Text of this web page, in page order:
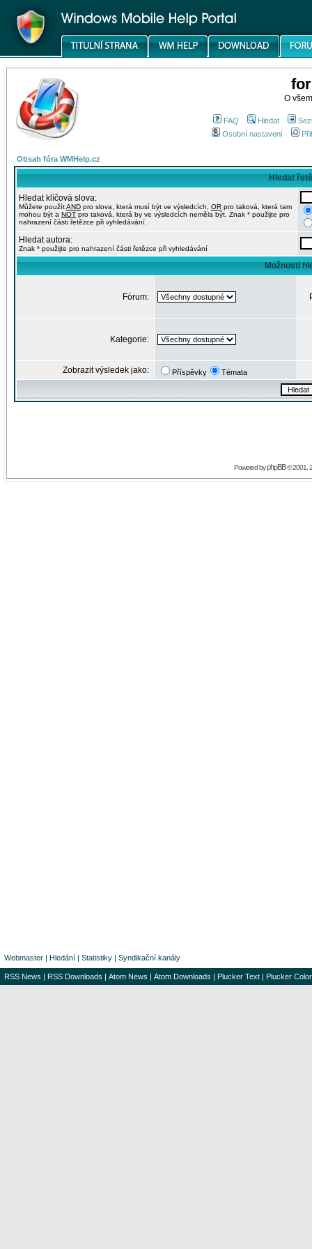
O
FAQ Hledat
Osobní nastavení
Obsah fóra WMHelp.cz
Hledat
Hledat klíčová slova:
Můžete použítAND pro slova, která musí být ve výsledcích, OR pro taková, která tam
mohou být a NOT pro taková, která by ve výsledcích neměla být. Znak * použijte pro
nahrazení části řetězce při vyhledávání.
Hledat autora:
Znak * použijte pro nahrazení části řetězce při vyhledávání
Možnosti
Fórum:
Kategorie:
Zobrazit výsledek jako: Příspěvky Témata
Powered byphpBB© 2001,
Webmaster | Hledání | Statistiky | Syndikační kanály
RSS News | RSS Downloads | Atom News | Atom Downloads | Plucker Text | Plucker Color